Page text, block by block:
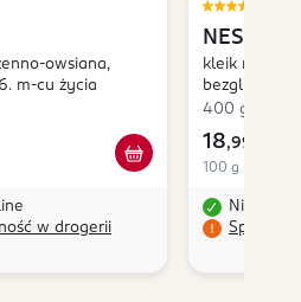
owsiana,
m-cu życia
w drogerii
NESTLÉ
kleik
400 g
18,99 zł
100 g = 4,75 zł
Sprawdź